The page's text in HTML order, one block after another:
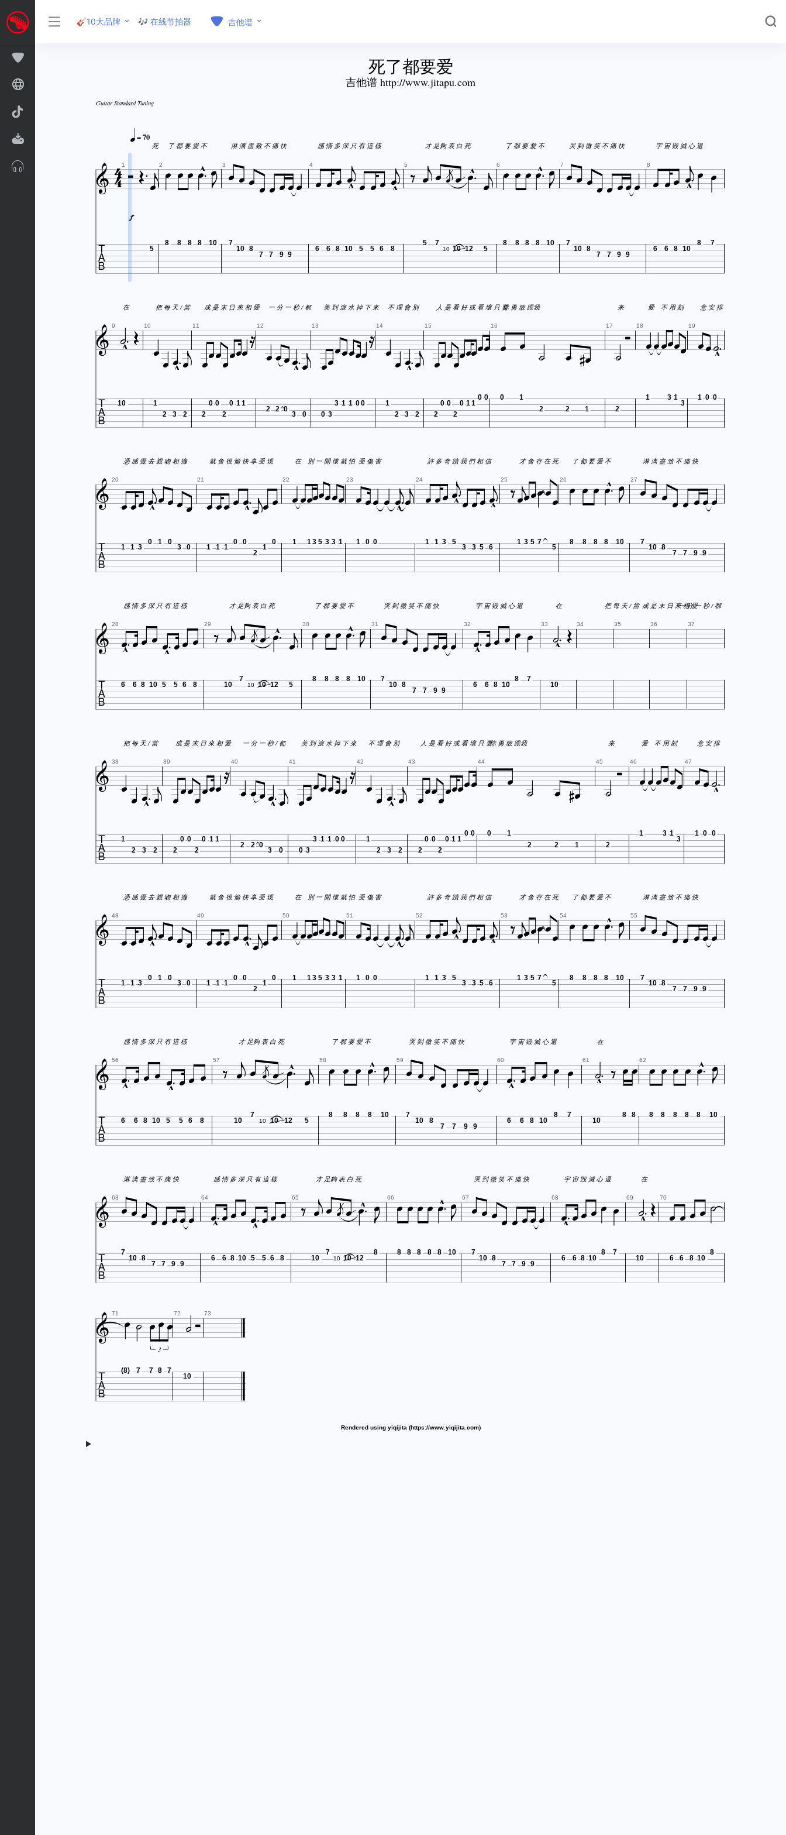
🎸10大品牌 🎶 在线节拍器 吉他谱
死了都要爱
吉他谱 http://www.jitapu.com
Guitar Standard Tuning
= 70
死 了 都 要 愛 不 淋 漓 盡 致 不 痛 快 感 情 多 深 只 有 這 樣 才 足夠 表 白 死 了 都 要 愛 不 哭 到 微 笑 不 痛 快 宇 宙 毀 滅 心 還

1 2 

 3  4 


  5 
 

   6 

 7  8 



 5
8 8 8 8 10 7
10 8
7 7 9 9
6 6 8 10 5 5 6 8
5 7
10
10 12 5
8 8 8 8 10 7
10 8
7 7 9 9
6 6 8 10
8 7
在 把 每 天 / 當 成 是 末 日 來 相 愛 一 分 一 秒 / 都 美 到 淚 水 掉 下 來 不 理 會 別 人 是 看 好 或 看 壞 只 要 你 勇 敢 跟我 来 愛 不 用 刻 意 安 排
 9 
 10 
11
12 
13
14 
15
16   17  18  19 

 10
1
2
3 2 2
0 0
2
0 1 1
2 2 0
3 0 0 3
3 1 1 00
1
2
3 2 2
0 0
2
0 1 1
0 0 0
1
2
2 1 2
1 3 1
3
1 0 0
憑 感 覺 去 親 吻 相 擁 就 會 很 愉 快 享 受 现 在 別 一 開 懷 就 怕 受 傷 害 許 多 奇 蹟 我 們 相 信 才 會 存 在 死 了 都 要 愛 不 淋 漓 盡 致 不 痛 快
 20 

 21 

 22  23 

 24 


  25 
 26 

 27 
 1 1 3
0 1 0
3 0 1 1 1
0
0
2
1
0 1 1 3 5 3 3 1 1 0 0 1 1 3 5
3 3 5 6
1 3 5 7
5
8 8 8 8 10 7
10 8
7 7 9 9
感 情 多 深 只 有 這 樣 才 足夠 表 白 死 了 都 要 愛 不 哭 到 微 笑 不 痛 快 宇 宙 毀 滅 心 還 在 把 每 天 / 當 成 是 末 日 來 相 愛一 分 一 秒 / 都
 28 

 29  
 

   30 

 31  32 
 33 
 34 35 36 37
 6 6 8 10 5 5 6 8 10
7
10
10 12 5
8 8 8 8 10 7
10 8
7 7 9 9
6 6 8 10
8 7
10
把 每 天 / 當 成 是 末 日 來 相 愛 一 分 一 秒 / 都 美 到 淚 水 掉 下 來 不 理 會 別 人 是 看 好 或 看 壞 只 要 你 勇 敢 跟我 来 愛 不 用 刻 意 安 排
 38 
39
40 
41
42 
43
44   45  46  47 


1
2
3 2 2
0 0
2
0 1 1
2 2 0
3 0 0 3
3 1 1 0 0
1
2
3 2 2
0 0
2
0 1 1
0 0 0
1
2
2 1 2
1 3 1
3
1 0 0
憑 感 覺 去 親 吻 相 擁 就 會 很 愉 快 享 受 现 在 別 一 開 懷 就 怕 受 傷 害 許 多 奇 蹟 我 們 相 信 才 會 存 在 死 了 都 要 愛 不 淋 漓 盡 致 不 痛 快
 48 

 49 

 50  51 

 52 


  53 
 54 

 55 
 1 1 3
0 1 0
3 0 1 1 1
0
0
2
1
0 1 1 3 5 3 3 1 1 0 0 1 1 3 5
3 3 5 6
1 3 5 7
5
8 8 8 8 10 7
10 8
7 7 9 9
感 情 多 深 只 有 這 樣 才 足夠 表 白 死 了 都 要 愛 不 哭 到 微 笑 不 痛 快 宇 宙 毀 滅 心 還 在
 56 

 57  
 

   58 

 59  60 
 61 
62 


 6 6 8 10 5 5 6 8 10
7
10
10 12 5
8 8 8 8 10 7
10 8
7 7 9 9
6 6 8 10
8 7
10
8 8 8 8 8 8 8 10
淋 漓 盡 致 不 痛 快 感 情 多 深 只 有 這 樣 才 足夠 表 白 死 哭 到 微 笑 不 痛 快 宇 宙 毀 滅 心 還 在
 63  64 

 65 
 

   66 

 67  68 
 69 
 70 
 7
10 8
7 7 9 9
6 6 8 10 5 5 6 8 10
7
10
10 12
8 8 8 8 8 8 10 7
10 8
7 7 9 9
6 6 8 10
8 7
10 6 6 8 10
8
 71 
3
72  73
 (8) 7 7 8 7
10
Rendered using yiqijita (https://www.yiqijita.com)